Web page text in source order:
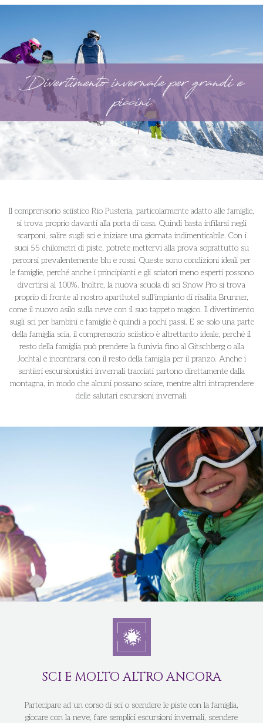
Divertimento invernale per grandi e
piccini
Il comprensorio sciistico Rio Pusteria, particolarmente adatto alle famiglie,
si trova proprio davanti alla porta di casa. Quindi basta infilarsi negli
scarponi, salire sugli sci e iniziare una giornata indimenticabile. Con i
suoi 55 chilometri di piste, potrete mettervi alla prova soprattutto su
percorsi prevalentemente blu e rossi. Queste sono condizioni ideali per
le famiglie, perché anche i principianti e gli sciatori meno esperti possono
divertirsi al 100%. Inoltre, la nuova scuola di sci Snow Pro si trova
proprio di fronte al nostro aparthotel sull'impianto di risalita Brunner,
come il nuovo asilo sulla neve con il suo tappeto magico. Il divertimento
sugli sci per bambini e famiglie è quindi a pochi passi. E se solo una parte
della famiglia scia, il comprensorio sciistico è altrettanto ideale, perché il
resto della famiglia può prendere la funivia fino al Gitschberg o alla
Jochtal e incontrarsi con il resto della famiglia per il pranzo. Anche i
sentieri escursionistici invernali tracciati partono direttamente dalla
montagna, in modo che alcuni possano sciare, mentre altri intraprendere
delle salutari escursioni invernali.
SCI E MOLTO ALTRO ANCORA
Partecipare ad un corso di sci o scendere le piste con la famiglia,
giocare con la neve, fare semplici escursioni invernali, scendere